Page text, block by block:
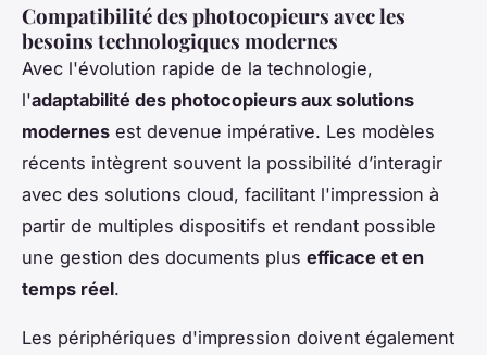
Compatibilité des photocopieurs avec les
besoins technologiques modernes
Avec l'évolution rapide de la technologie,
l'adaptabilité des photocopieurs aux solutions
modernes est devenue impérative. Les modèles
récents intègrent souvent la possibilité d’interagir
avec des solutions cloud, facilitant l'impression à
partir de multiples dispositifs et rendant possible
une gestion des documents plus efficace et en
temps réel.
Les périphériques d'impression doivent également